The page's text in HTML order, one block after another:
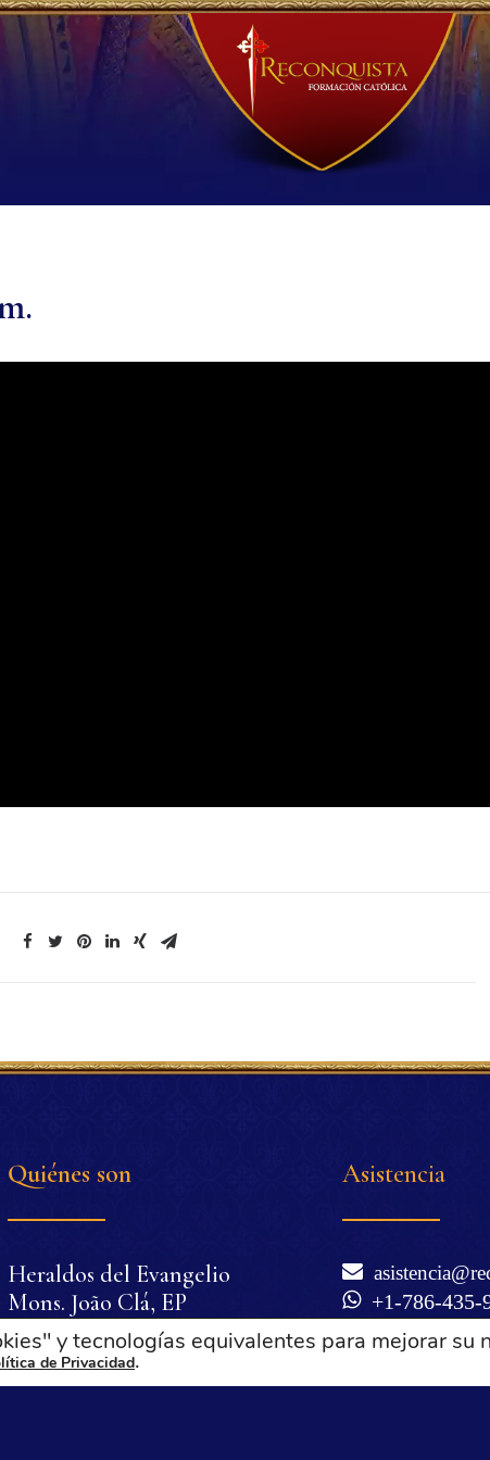
Quiénes son
Heraldos del Evangelio
Mons. João Clá, EP
Dr. Plinio Corrêa de Oliveira
Dña. Lucilia Corrêa de
Oliveira
Asistencia
+1-786-435-
WhatsApp)
y tecnologías equivalentes para mejorar su
de Privacidad.